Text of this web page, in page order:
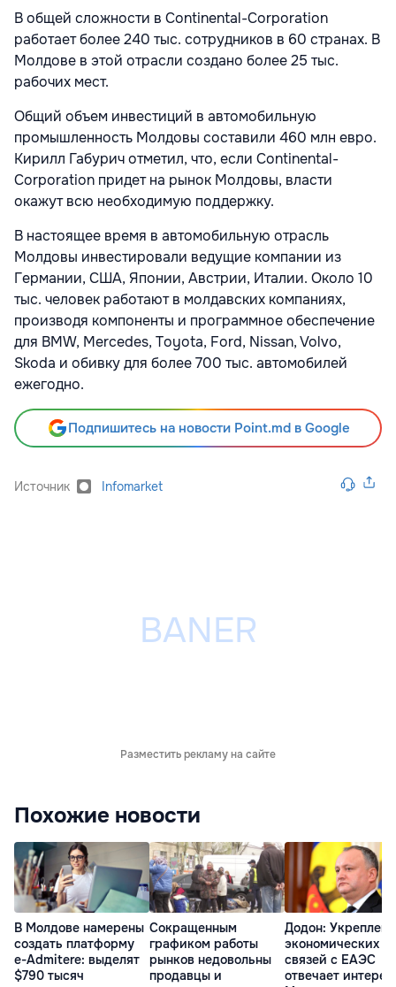
В общей сложности в Continental-Corporation
работает более 240 тыс. сотрудников в 60 странах. В
Молдове в этой отрасли создано более 25 тыс.
рабочих мест.
Общий объем инвестиций в автомобильную
промышленность Молдовы составили 460 млн евро.
Кирилл Габурич отметил, что, если Continental-
Corporation придет на рынок Молдовы, власти
окажут всю необходимую поддержку.
В настоящее время в автомобильную отрасль
Молдовы инвестировали ведущие компании из
Германии, США, Японии, Австрии, Италии. Около 10
тыс. человек работают в молдавских компаниях,
производя компоненты и программное обеспечение
для BMW, Mercedes, Toyota, Ford, Nissan, Volvo,
Skoda и обивку для более 700 тыс. автомобилей
ежегодно.
Подпишитесь на новости Point.md в Google
Источник Infomarket
Разместить рекламу на сайте
Похожие новости
В Молдове намерены
создать платформу
e-Admitere: выделят
$790 тысяч
Сокращенным
графиком работы
рынков недовольны
продавцы и
Додон:
экономических
связей с ЕАЭС
отвечает